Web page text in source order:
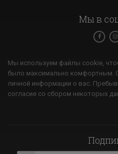
Мы в
Мы используем файлы cookie,
было максимально комфортным.
личной информации о вас.
согласие со сбором некоторых